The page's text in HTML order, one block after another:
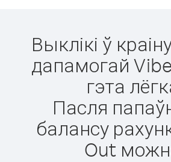
Выклікі ў
дапамогай
гэта
Пасля
балансу
Out